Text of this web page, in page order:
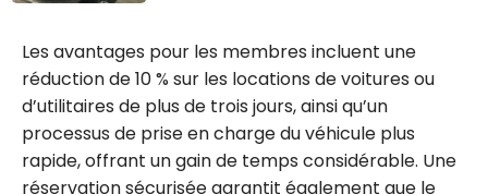
voiture :
Comment avoir
des statuts
élevés
facilement
chez 6
Les avantages pour les membres incluent une
réduction de 10 % sur les locations de voitures ou
d’utilitaires de plus de trois jours, ainsi qu’un
processus de prise en charge du véhicule plus
rapide, offrant un gain de temps considérable. Une
réservation sécurisée garantit également que le